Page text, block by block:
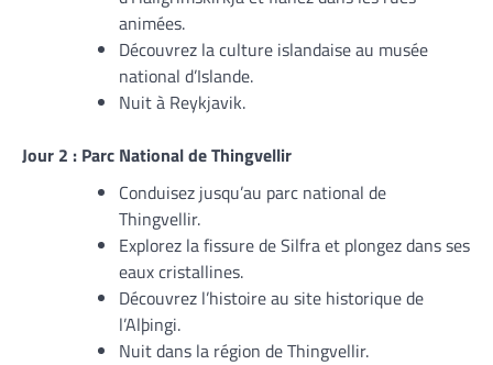
animées.
Découvrez la culture islandaise au musée
national d’Islande.
Nuit à Reykjavik.
Jour 2 : Parc National de Thingvellir
Conduisez jusqu’au parc national de
Thingvellir.
Explorez la fissure de Silfra et plongez dans ses
eaux cristallines.
Découvrez l’histoire au site historique de
l’Alþingi.
Nuit dans la région de Thingvellir.